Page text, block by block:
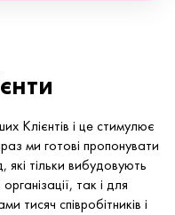
Клієнтів і це стимулює
ми готові пропонувати
тільки вибудовують
так і для
тисяч співробітників і